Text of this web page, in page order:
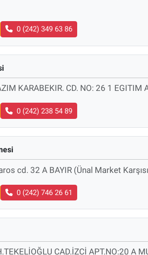
0 (242) 349 63 86
KARABEKIR. CD. NO: 26 1 EGITIM
0 (242) 238 54 89
cd. 32 A BAYIR (Ünal Market
0 (242) 746 26 61
CAD.İZCİ APT.NO:20 A